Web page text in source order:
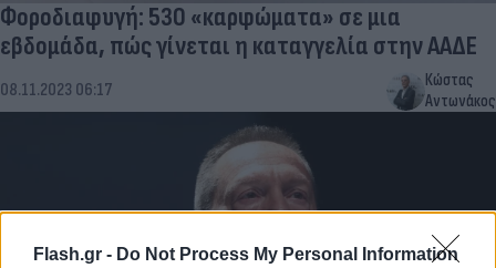
Flash.gr - Do Not Process My Personal Information
Φοροδιαφυγή: 530 «καρφώματα» σε μια
εβδομάδα, πώς γίνεται η καταγγελία στην ΑΑΔΕ
08.11.2023 06:17
Κώστας
Αντωνάκος